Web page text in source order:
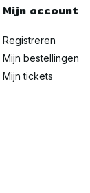
Mijn account
Registreren
Mijn bestellingen
Mijn tickets